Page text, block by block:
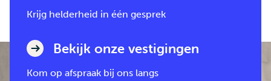
Krijg helderheid in één gesprek
Bekijk onze vestigingen
Kom op afspraak bij ons langs